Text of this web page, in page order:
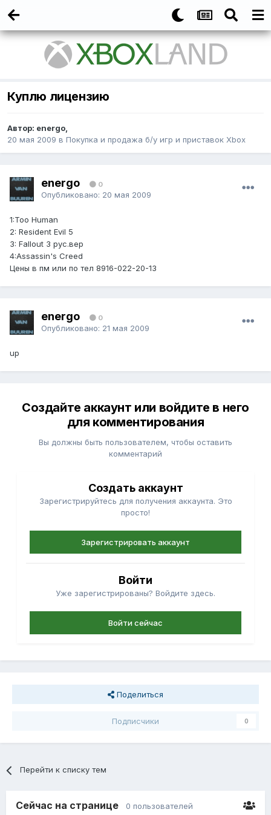
Куплю лицензию
Автор: energo,
20 мая 2009 в Покупка и продажа б/у игр и приставок Xbox
energo 0
Опубликовано: 20 мая 2009
1:Too Human
2: Resident Evil 5
3: Fallout 3 рус.вер
4:Assassin's Creed
Цены в пм или по тел 8916-022-20-13
energo 0
Опубликовано: 21 мая 2009
up
Создайте аккаунт или войдите в него
для комментирования
Вы должны быть пользователем, чтобы оставить
комментарий
Создать аккаунт
Зарегистрируйтесь для получения аккаунта. Это
просто!
Зарегистрировать аккаунт
Войти
Уже зарегистрированы? Войдите здесь.
Войти сейчас
Поделиться
Подписчики 0
Перейти к списку тем
Сейчас на странице 0 пользователей